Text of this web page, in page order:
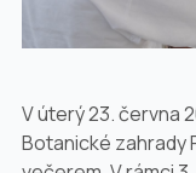
V úterý 23. června
Botanické zahrady